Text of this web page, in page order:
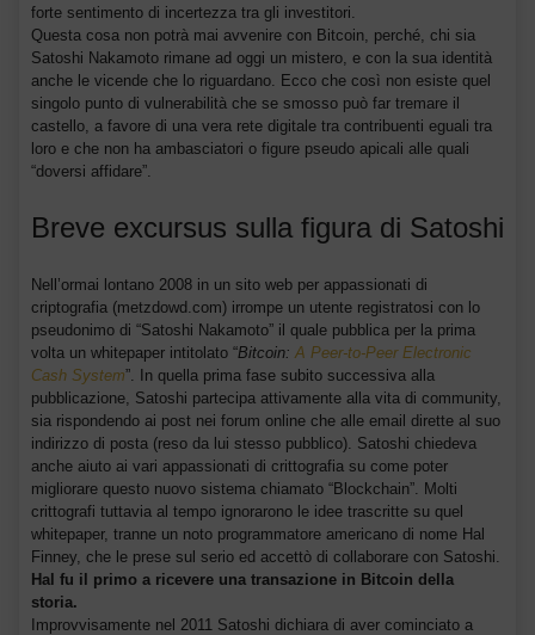
forte sentimento di incertezza tra gli investitori.
Questa cosa non potrà mai avvenire con Bitcoin, perché, chi sia
Satoshi Nakamoto rimane ad oggi un mistero, e con la sua identità
anche le vicende che lo riguardano. Ecco che così non esiste quel
singolo punto di vulnerabilità che se smosso può far tremare il
castello, a favore di una vera rete digitale tra contribuenti eguali tra
loro e che non ha ambasciatori o figure pseudo apicali alle quali
“doversi affidare”.
Breve excursus sulla figura di Satoshi
Nell’ormai lontano 2008 in un sito web per appassionati di
criptografia (metzdowd.com) irrompe un utente registratosi con lo
pseudonimo di “Satoshi Nakamoto” il quale pubblica per la prima
volta un whitepaper intitolato “Bitcoin: A Peer-to-Peer Electronic
Cash System”. In quella prima fase subito successiva alla
pubblicazione, Satoshi partecipa attivamente alla vita di community,
sia rispondendo ai post nei forum online che alle email dirette al suo
indirizzo di posta (reso da lui stesso pubblico). Satoshi chiedeva
anche aiuto ai vari appassionati di crittografia su come poter
migliorare questo nuovo sistema chiamato “Blockchain”. Molti
crittografi tuttavia al tempo ignorarono le idee trascritte su quel
whitepaper, tranne un noto programmatore americano di nome Hal
Finney, che le prese sul serio ed accettò di collaborare con Satoshi.
Hal fu il primo a ricevere una transazione in Bitcoin della
storia.
Improvvisamente nel 2011 Satoshi dichiara di aver cominciato a